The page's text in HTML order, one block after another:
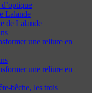
Lalande
de Lalande
une reliure en
une reliure en
bêche, les trois